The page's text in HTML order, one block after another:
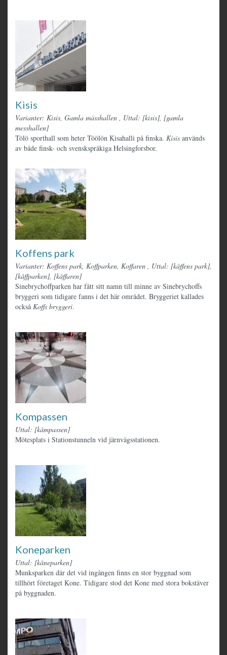
Kisis
Varianter: Kisis, Gamla mässhallen , Uttal: [kisis], [gamla
messhallen]
Tölö sporthall som heter Töölön Kisahalli på finska. Kisis används
av både finsk- och svenskspråkiga Helsingforsbor.
Koffens park
Varianter: Koffens park, Koffparken, Koffaren , Uttal: [kåffens park],
[kåffparken], [kåffaren]
Sinebrychoffparken har fått sitt namn till minne av Sinebrychoffs
bryggeri som tidigare fanns i det här området. Bryggeriet kallades
också Koffs bryggeri.
Kompassen
Uttal: [kåmpassen]
Mötesplats i Stationstunneln vid järnvägsstationen.
Koneparken
Uttal: [kåneparken]
Munksparken där det vid ingången finns en stor byggnad som
tillhört företaget Kone. Tidigare stod det Kone med stora bokstäver
på byggnaden.